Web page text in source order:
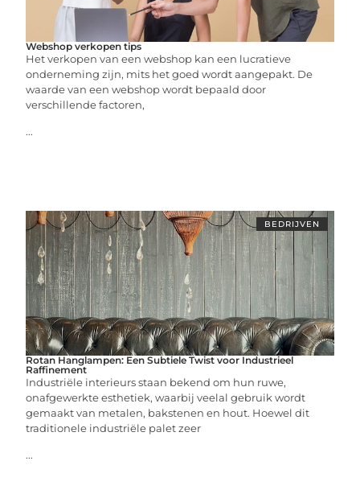
Webshop verkopen tips
Het verkopen van een webshop kan een lucratieve
onderneming zijn, mits het goed wordt aangepakt. De
waarde van een webshop wordt bepaald door
verschillende factoren,
...
BEDRIJVEN
Rotan Hanglampen: Een Subtiele Twist voor Industrieel
Raffinement
Industriële interieurs staan bekend om hun ruwe,
onafgewerkte esthetiek, waarbij veelal gebruik wordt
gemaakt van metalen, bakstenen en hout. Hoewel dit
traditionele industriële palet zeer
...